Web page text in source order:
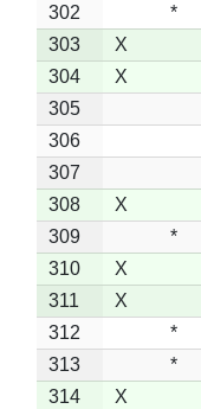
302
*
303
X
304
X
305
306
307
308
X
309
*
310
X
311
X
312
*
313
*
314
X